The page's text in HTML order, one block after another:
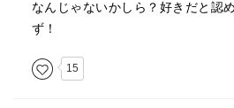
なんじゃないかしら？好きだと認
ず！
15